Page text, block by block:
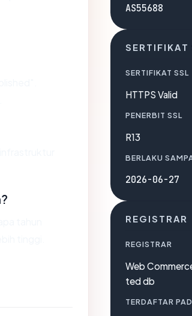
AS55688
SERTIFIKAT
SERTIFIKAT SSL
HTTPS Valid
PENERBIT SSL
R13
BERLAKU
2026-06-27
REGISTRAR
REGISTRAR
Web
ted db
TERDAFTAR